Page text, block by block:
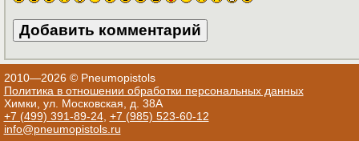
2010—2026 © Pneumopistols
Политика в отношении обработки персональных данных
Химки, ул. Московская, д. 38А
+7 (499) 391-89-24, +7 (985) 523-60-12
info@pneumopistols.ru